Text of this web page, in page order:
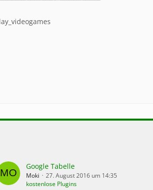
Google Tabelle
Moki
27. August 2016 um 14:35
kostenlose Plugins